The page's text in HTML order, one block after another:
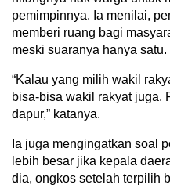
pemimpinnya. Ia menilai,
memberi ruang bagi
meski suaranya hanya satu.
“Kalau yang milih wakil
bisa-bisa wakil rakyat juga.
dapur,” katanya.
Ia juga mengingatkan soal
lebih besar jika kepala
dia, ongkos setelah terpilih